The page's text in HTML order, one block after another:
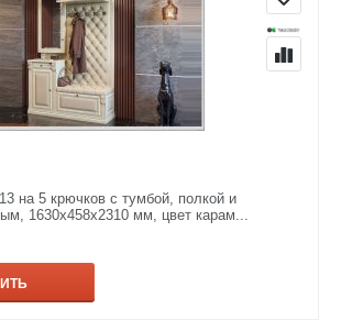
на 5 крючков с тумбой, полкой и
1630х458х2310 мм, цвет карам...